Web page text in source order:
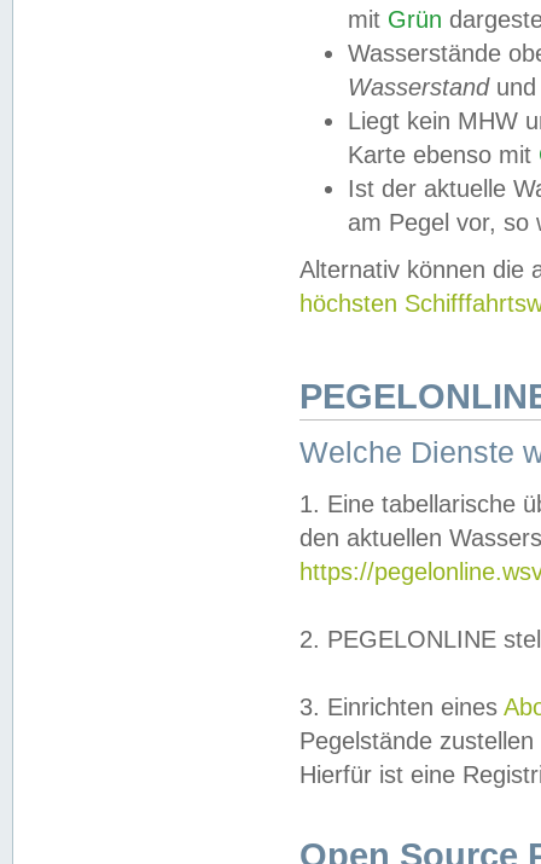
mit Grün
Wasserstände
Wasserstandund
Liegt kein MHW
Karte ebenso mit
Ist der aktuelle
am Pegel vor,
Alternativ können die
höchsten
Welche Dienste
1. Eine tabellarische
den aktuellen
https://
2. PEGELONLINE
3. Einrichten eines
Pegelstände
Hierfür ist eine
Open Source